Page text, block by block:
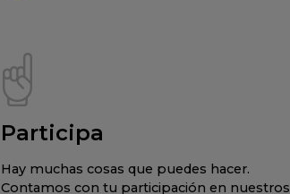
Participa
Hay muchas cosas que puedes hacer.
Contamos con tu participación en nuestros